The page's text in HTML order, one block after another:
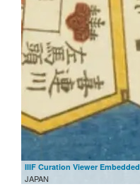
IIIF Curation Viewer Embedded
JAPAN